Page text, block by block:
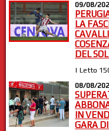
09/08/
LA
DEL
| Letto
08/08/
IN
GARA